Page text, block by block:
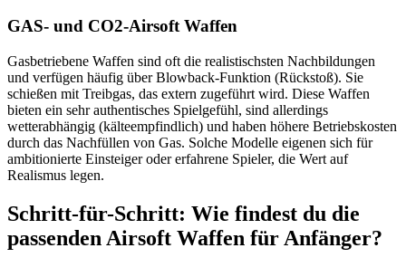
GAS- und CO2-Airsoft Waffen
Gasbetriebene Waffen sind oft die realistischsten Nachbildungen
und verfügen häufig über Blowback-Funktion (Rückstoß). Sie
schießen mit Treibgas, das extern zugeführt wird. Diese Waffen
bieten ein sehr authentisches Spielgefühl, sind allerdings
wetterabhängig (kälteempfindlich) und haben höhere Betriebskosten
durch das Nachfüllen von Gas. Solche Modelle eigenen sich für
ambitionierte Einsteiger oder erfahrene Spieler, die Wert auf
Realismus legen.
Schritt-für-Schritt: Wie findest du die
passenden Airsoft Waffen für Anfänger?